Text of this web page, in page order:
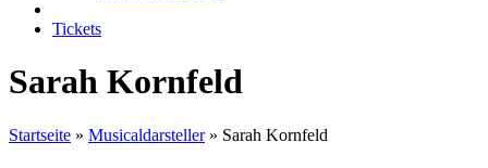
Tickets
Sarah Kornfeld
Startseite » Musicaldarsteller» Sarah Kornfeld